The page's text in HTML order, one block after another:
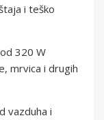
i teško
320 W
mrvica i drugih
vazduha i